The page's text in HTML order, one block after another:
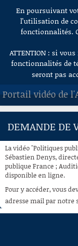
Aller au contenu
En poursuivant
l’utilisation de
fonctionnalités.
ATTENTION : si
fonctionnalités de
seront pas
Portail vidéo de
ACCUEIL
À LA DEMANDE
RECHERCHE
AIDE À LA DÉCOUPE
DE VIDÉOS
DEMANDE DE
La vidéo "Politiques
Sébastien Denys,
publique France ;
disponible en ligne.
Pour y accéder, vous
adresse mail par notre